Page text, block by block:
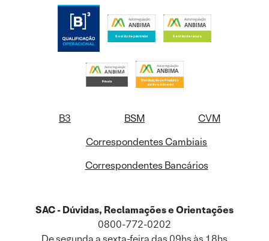
B3 BSM
CVM
Correspondentes Cambiais
Correspondentes Bancários
SAC - Dúvidas, Reclamações e Orientações
0800-772-0202